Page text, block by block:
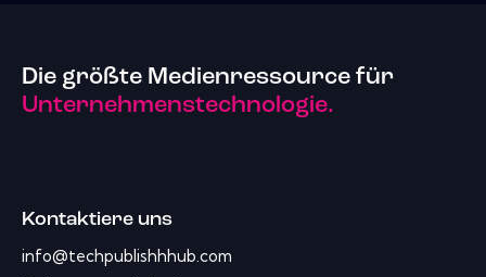
Die größte Medienressource für
Unternehmenstechnologie.
Kontaktiere uns
info@techpublishhhub.com